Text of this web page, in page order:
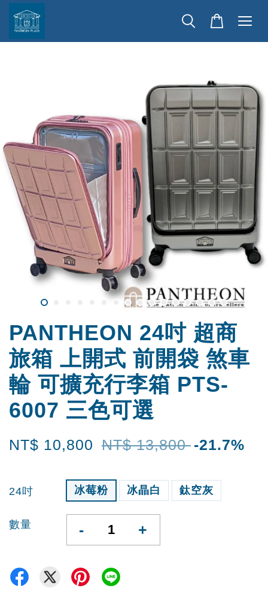
PANTHEON 24吋 超商
旅箱 上開式 前開袋 煞車
輪 可擴充行李箱 PTS-
6007 三色可選
NT$ 10,800 NT$ 13,800 -21.7%
24吋 冰莓粉 冰晶白 鈦空灰
數量 - +